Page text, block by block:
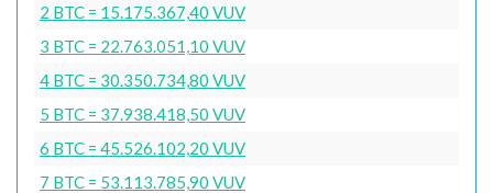
2 BTC = 15.175.367,40 VUV
3 BTC = 22.763.051,10 VUV
4 BTC = 30.350.734,80 VUV
5 BTC = 37.938.418,50 VUV
6 BTC = 45.526.102,20 VUV
7 BTC = 53.113.785,90 VUV